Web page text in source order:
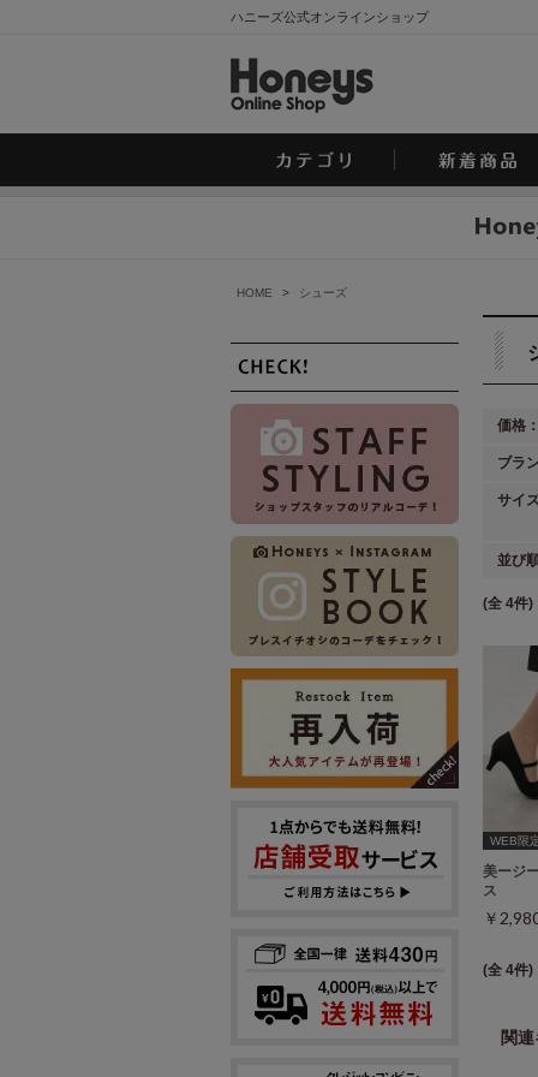
ハニーズ公式オンラインショップ
HOME > シューズ
価格
ブラ
サイ
並び
(全 4件)
WEB限
美ージ
ス
￥
(全 4件)
関